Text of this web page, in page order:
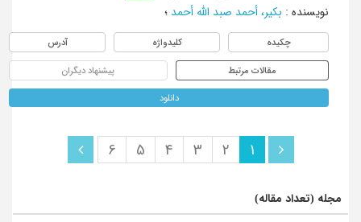
نویسنده: بكير، أحمد صبد الله أحمد؛
چکیده کلیدواژه آدرس
مقالات مرتبط پیشنهاد دیگران
دانلود
1
2
3
4
5
6
مجله (تعداد مقاله)